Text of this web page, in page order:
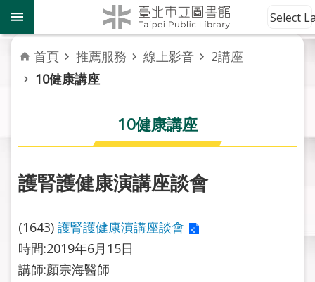
跳到主要內容區塊
到
館
資
訊
務
活
報
導
關
Select
首頁 推薦服務 線上影音
2講座
10健康講座
10健康講座
護腎護健康演講座談會
(1643) 護腎護健康演講座談會
時間:2019年6月15日
講師:顏宗海醫師